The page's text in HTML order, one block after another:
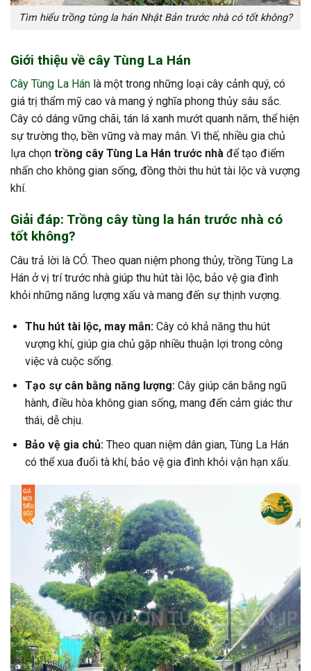
Tìm hiểu trồng tùng la hán Nhật Bản trước nhà có tốt không?
Giới thiệu về cây Tùng La Hán
Cây Tùng La Hán là một trong những loại cây cảnh quý, có
giá trị thẩm mỹ cao và mang ý nghĩa phong thủy sâu sắc.
Cây có dáng vững chãi, tán lá xanh mướt quanh năm, thể hiện
sự trường thọ, bền vững và may mắn. Vì thế, nhiều gia chủ
lựa chọn trồng cây Tùng La Hán trước nhà để tạo điểm
nhấn cho không gian sống, đồng thời thu hút tài lộc và vượng
khí.
Giải đáp: Trồng cây tùng la hán trước nhà có
tốt không?
Câu trả lời là CÓ. Theo quan niệm phong thủy, trồng Tùng La
Hán ở vị trí trước nhà giúp thu hút tài lộc, bảo vệ gia đình
khỏi những năng lượng xấu và mang đến sự thịnh vượng.
Thu hút tài lộc, may mắn:Cây có khả năng thu hút
vượng khí, giúp gia chủ gặp nhiều thuận lợi trong công
việc và cuộc sống.
Tạo sự cân bằng năng lượng:Cây giúp cân bằng ngũ
hành, điều hòa không gian sống, mang đến cảm giác thư
thái, dễ chịu.
Bảo vệ gia chủ:Theo quan niệm dân gian, Tùng La Hán
có thể xua đuổi tà khí, bảo vệ gia đình khỏi vận hạn xấu.